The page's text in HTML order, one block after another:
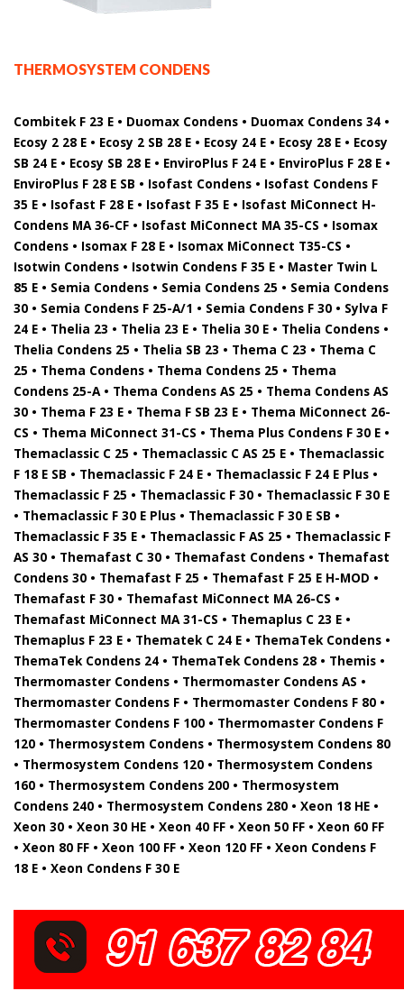
THERMOSYSTEM CONDENS
Combitek F 23 E • Duomax Condens • Duomax Condens 34 •
Ecosy 2 28 E • Ecosy 2 SB 28 E • Ecosy 24 E • Ecosy 28 E • Ecosy
SB 24 E • Ecosy SB 28 E • EnviroPlus F 24 E • EnviroPlus F 28 E •
EnviroPlus F 28 E SB • Isofast Condens • Isofast Condens F
35 E • Isofast F 28 E • Isofast F 35 E • Isofast MiConnect H-
Condens MA 36-CF • Isofast MiConnect MA 35-CS • Isomax
Condens • Isomax F 28 E • Isomax MiConnect T35-CS •
Isotwin Condens • Isotwin Condens F 35 E • Master Twin L
85 E • Semia Condens • Semia Condens 25 • Semia Condens
30 • Semia Condens F 25-A/1 • Semia Condens F 30 • Sylva F
24 E • Thelia 23 • Thelia 23 E • Thelia 30 E • Thelia Condens •
Thelia Condens 25 • Thelia SB 23 • Thema C 23 • Thema C
25 • Thema Condens • Thema Condens 25 • Thema
Condens 25-A • Thema Condens AS 25 • Thema Condens AS
30 • Thema F 23 E • Thema F SB 23 E • Thema MiConnect 26-
CS • Thema MiConnect 31-CS • Thema Plus Condens F 30 E •
Themaclassic C 25 • Themaclassic C AS 25 E • Themaclassic
F 18 E SB • Themaclassic F 24 E • Themaclassic F 24 E Plus •
Themaclassic F 25 • Themaclassic F 30 • Themaclassic F 30 E
• Themaclassic F 30 E Plus • Themaclassic F 30 E SB •
Themaclassic F 35 E • Themaclassic F AS 25 • Themaclassic F
AS 30 • Themafast C 30 • Themafast Condens • Themafast
Condens 30 • Themafast F 25 • Themafast F 25 E H-MOD •
Themafast F 30 • Themafast MiConnect MA 26-CS •
Themafast MiConnect MA 31-CS • Themaplus C 23 E •
Themaplus F 23 E • Thematek C 24 E • ThemaTek Condens •
ThemaTek Condens 24 • ThemaTek Condens 28 • Themis •
Thermomaster Condens • Thermomaster Condens AS •
Thermomaster Condens F • Thermomaster Condens F 80 •
Thermomaster Condens F 100 • Thermomaster Condens F
120 • Thermosystem Condens • Thermosystem Condens 80
• Thermosystem Condens 120 • Thermosystem Condens
160 • Thermosystem Condens 200 • Thermosystem
Condens 240 • Thermosystem Condens 280 • Xeon 18 HE •
Xeon 30 • Xeon 30 HE • Xeon 40 FF • Xeon 50 FF • Xeon 60 FF
• Xeon 80 FF • Xeon 100 FF • Xeon 120 FF • Xeon Condens F
18 E • Xeon Condens F 30 E